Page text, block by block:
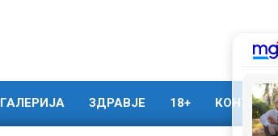
ГАЛЕРИЈА ЗДРАВЈЕ 18+ КОНТАКТ